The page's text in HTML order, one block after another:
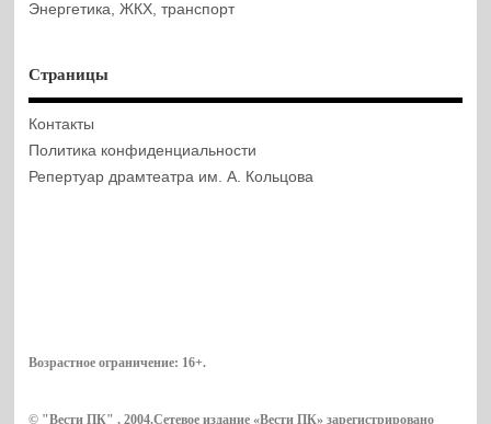
Энергетика, ЖКХ, транспорт
Страницы
Контакты
Политика конфиденциальности
Репертуар драмтеатра им. А. Кольцова
Возрастное ограничение: 16+.
© "Вести ПК" , 2004.Сетевое издание «Вести ПК» зарегистрировано